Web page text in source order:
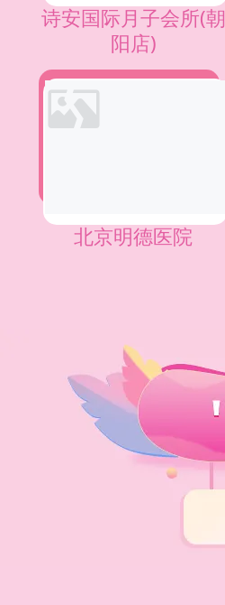
诗安国际月子会所(朝
阳店)
北京明德医院